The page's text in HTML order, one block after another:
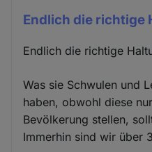
Endlich die richtige
Endlich die richtige
Was sie Schwulen und
haben, obwohl diese
Bevölkerung stellen,
Immerhin sind wir über